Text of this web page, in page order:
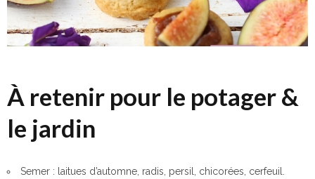
À retenir pour le potager &
le jardin
Semer : laitues d’automne, radis, persil, chicorées, cerfeuil.